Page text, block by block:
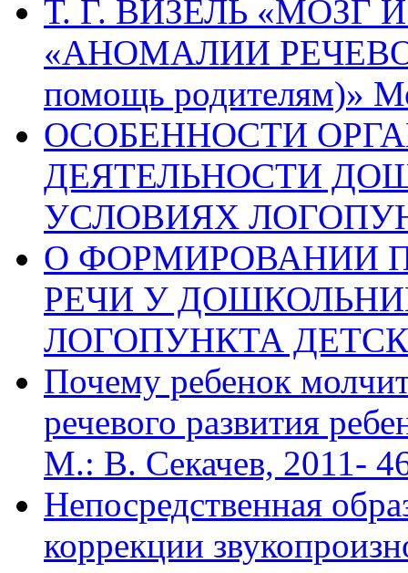
Т. Г. ВИЗЕЛЬ «МОЗГ И
«АНОМАЛИИ
помощь родителям)»
ОСОБЕННОСТИ
ДЕЯТЕЛЬНОСТИ
УСЛОВИЯХ
О ФОРМИРОВАНИИ
РЕЧИ У
ЛОГОПУНКТА
Почему ребенок
речевого развития
М.: В. Секачев, 2011-
Непосредственная
коррекции